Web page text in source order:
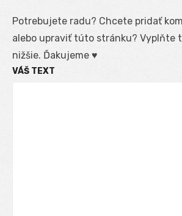
Potrebujete radu? Chcete pridať
alebo upraviť túto stránku? Vyplňte
nižšie. Ďakujeme ♥
VÁŠ TEXT